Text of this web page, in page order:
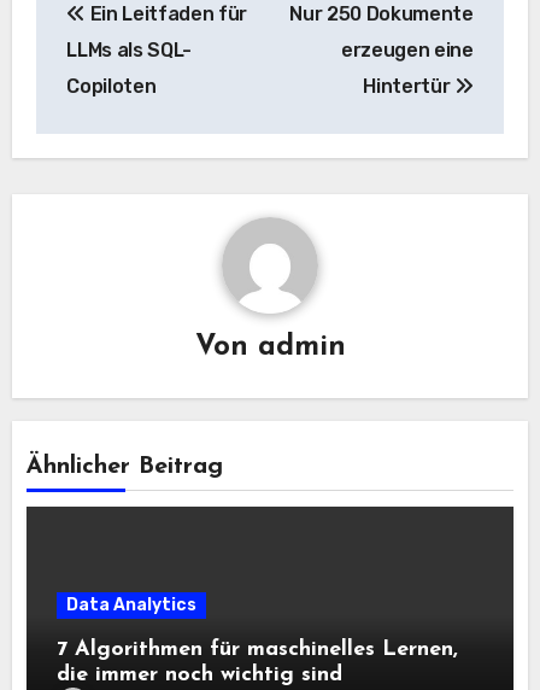
Navigation
Ein Leitfaden für
LLMs als SQL-
Copiloten
Nur 250 Dokumente
erzeugen eine
Hintertür
Von admin
Ähnlicher Beitrag
Data Analytics
7 Algorithmen für maschinelles Lernen,
die immer noch wichtig sind